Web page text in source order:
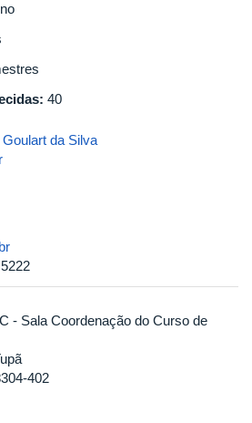
40
da Silva
5222
- Sala Coordenação do Curso de
402